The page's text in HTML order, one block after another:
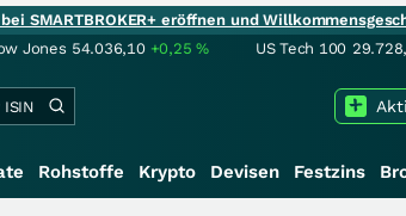
SMARTBROKER+ eröffnen und
Jones 54.036,10 +0,25% US Tech 100
Rohstoffe Krypto Devisen Festzins